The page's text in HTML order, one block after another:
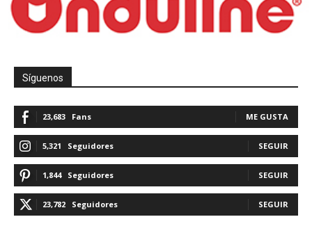
Síguenos
23,683 Fans ME GUSTA
5,321 Seguidores SEGUIR
1,844 Seguidores SEGUIR
23,782 Seguidores SEGUIR